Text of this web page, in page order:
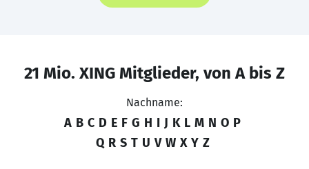
21 Mio. XING Mitglieder, von A bis Z
Nachname:
A B C D E F G H I J K L M N O P
Q R S T U V W X Y Z